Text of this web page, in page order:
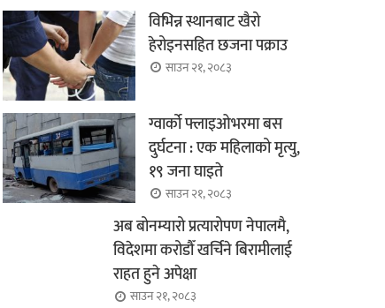
विभिन्न स्थानबाट खैरो
हेरोइनसहित छजना पक्राउ
साउन २१, २०८३
ग्वार्को फ्लाइओभरमा बस
दुर्घटना : एक महिलाको मृत्यु,
१९ जना घाइते
साउन २१, २०८३
अब बोनम्यारो प्रत्यारोपण नेपालमै,
विदेशमा करोडौँ खर्चिने बिरामीलाई
राहत हुने अपेक्षा
साउन २१, २०८३